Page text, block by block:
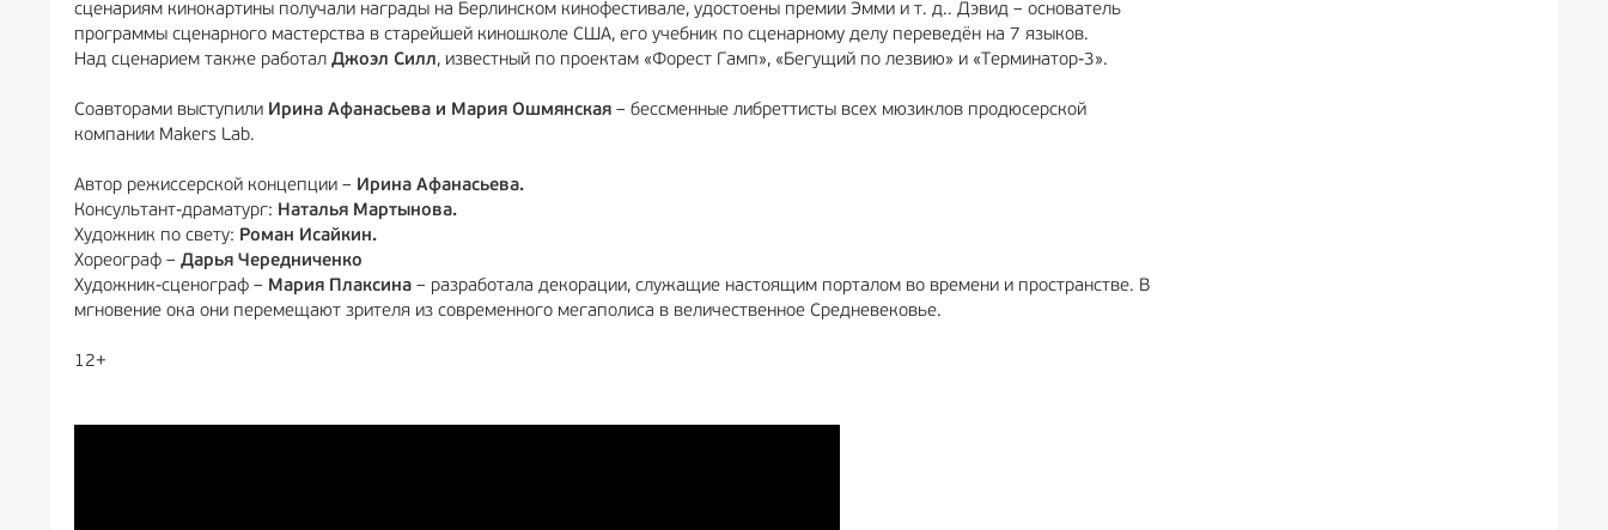
сценариям кинокартины получали награды на Берлинском кинофестивале, удостоены премии Эмми и т. д.. Дэвид – основатель
программы сценарного мастерства в старейшей киношколе США, его учебник по сценарному делу переведён на 7 языков.
Над сценарием также работал Джоэл Силл, известный по проектам «Форест Гамп», «Бегущий по лезвию» и «Терминатор-3».
Соавторами выступили Ирина Афанасьева и Мария Ошмянская – бессменные либреттисты всех мюзиклов продюсерской
компании Makers Lab.
Автор режиссерской концепции – Ирина Афанасьева.
Консультант-драматург: Наталья Мартынова.
Художник по свету: Роман Исайкин.
Хореограф – Дарья Чередниченко
Художник-сценограф – Мария Плаксина – разработала декорации, служащие настоящим порталом во времени и пространстве. В
мгновение ока они перемещают зрителя из современного мегаполиса в величественное Средневековье.
12+